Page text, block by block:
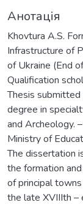
Анотація
Khovtura A.S.
Infrastructure of
of Ukraine (End
Qualification
Thesis
degree in
and Archeology.
Ministry of
The dissertation
the formation
of principal
the late XVIIIth –